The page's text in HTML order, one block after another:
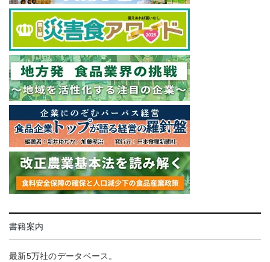
書籍案内
最新5万社のデータベース。